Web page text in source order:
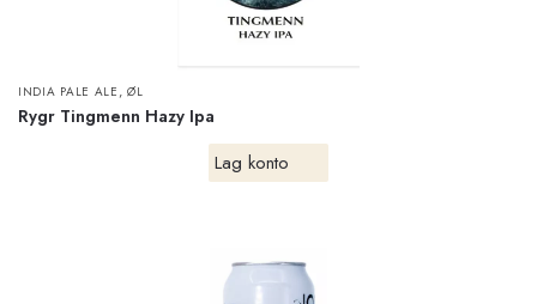
INDIA PALE ALE ,ØL
Rygr Tingmenn Hazy Ipa
Lag konto